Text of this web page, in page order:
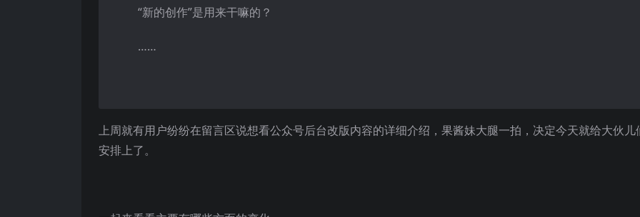
“新的创作”是用来干嘛的？
……
上周就有用户纷纷在留言区说想看公众号后台改版内容的详细介绍，果酱妹大腿一拍，决定今天就给大伙儿
安排上了。